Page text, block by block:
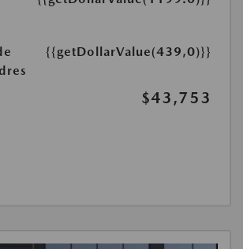
{{getDollarValue(439,0)}}
$43,753